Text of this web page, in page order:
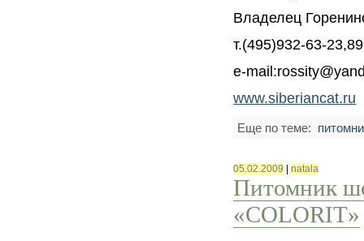
Владелец
т.(495)932-63-
e-
www.siberiancat.ru
Еще по теме:
05.02.2009 |natala
Питомник
«СOLORIT»